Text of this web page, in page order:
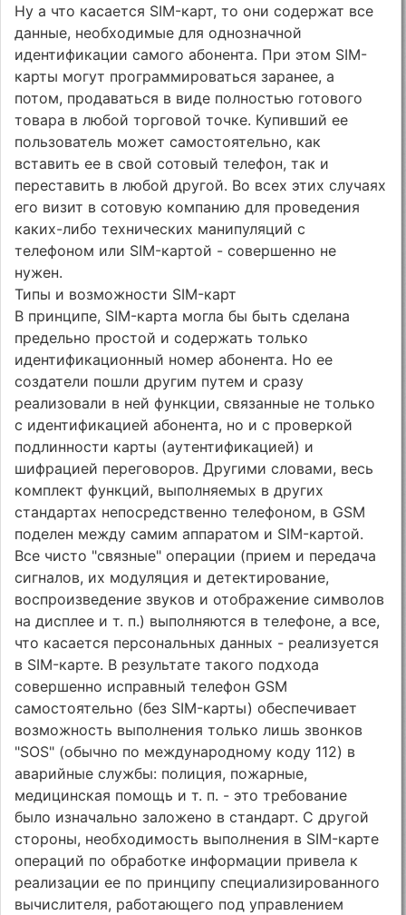
Ну а что касается SIM-карт, то они содержат все
данные, необходимые для однозначной
идентификации самого абонента. При этом SIM-
карты могут программироваться заранее, а
потом, продаваться в виде полностью готового
товара в любой торговой точке. Купивший ее
пользователь может самостоятельно, как
вставить ее в свой сотовый телефон, так и
переставить в любой другой. Во всех этих случаях
его визит в сотовую компанию для проведения
каких-либо технических манипуляций с
телефоном или SIM-картой - совершенно не
нужен.
Типы и возможности SIM-карт
В принципе, SIM-карта могла бы быть сделана
предельно простой и содержать только
идентификационный номер абонента. Но ее
создатели пошли другим путем и сразу
реализовали в ней функции, связанные не только
с идентификацией абонента, но и с проверкой
подлинности карты (аутентификацией) и
шифрацией переговоров. Другими словами, весь
комплект функций, выполняемых в других
стандартах непосредственно телефоном, в GSM
поделен между самим аппаратом и SIM-картой.
Все чисто "связные" операции (прием и передача
сигналов, их модуляция и детектирование,
воспроизведение звуков и отображение символов
на дисплее и т. п.) выполняются в телефоне, а все,
что касается персональных данных - реализуется
в SIM-карте. В результате такого подхода
совершенно исправный телефон GSM
самостоятельно (без SIM-карты) обеспечивает
возможность выполнения только лишь звонков
"SOS" (обычно по международному коду 112) в
аварийные службы: полиция, пожарные,
медицинская помощь и т. п. - это требование
было изначально заложено в стандарт. С другой
стороны, необходимость выполнения в SIM-карте
операций по обработке информации привела к
реализации ее по принципу специализированного
вычислителя, работающего под управлением